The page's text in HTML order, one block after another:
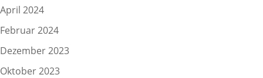
April 2024
Februar 2024
Dezember 2023
Oktober 2023